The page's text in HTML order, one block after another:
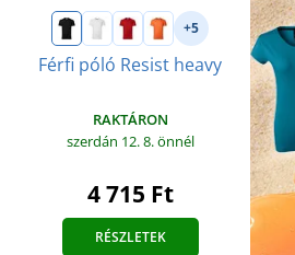
+5
Férfi póló Resist heavy
RAKTÁRON
szerdán 12. 8.önnél
4 715 Ft
RÉSZLETEK